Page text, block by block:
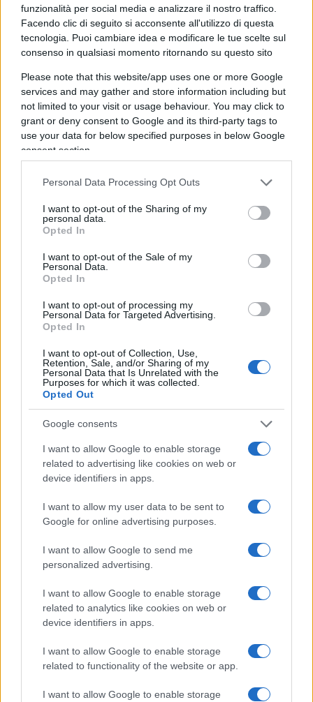
funzionalità per social media e analizzare il nostro traffico.
Facendo clic di seguito si acconsente all'utilizzo di questa
tecnologia. Puoi cambiare idea e modificare le tue scelte sul
consenso in qualsiasi momento ritornando su questo sito
Please note that this website/app uses one or more Google
services and may gather and store information including but
not limited to your visit or usage behaviour. You may click to
grant or deny consent to Google and its third-party tags to
use your data for below specified purposes in below Google
consent section.
Personal Data Processing Opt Outs
I want to opt-out of the Sharing of my
personal data.
Opted In
I want to opt-out of the Sale of my
Personal Data.
Opted In
I want to opt-out of processing my
Personal Data for Targeted Advertising.
Opted In
I want to opt-out of Collection, Use,
Retention, Sale, and/or Sharing of my
Personal Data that Is Unrelated with the
Purposes for which it was collected.
Opted Out
Google consents
I want to allow Google to enable storage
related to advertising like cookies on web or
device identifiers in apps.
I want to allow my user data to be sent to
Google for online advertising purposes.
I want to allow Google to send me
personalized advertising.
I want to allow Google to enable storage
related to analytics like cookies on web or
device identifiers in apps.
I want to allow Google to enable storage
related to functionality of the website or app.
I want to allow Google to enable storage
elezioni o in altri processi civici”. E poi cosa fa?
Prende un cinguettio del presidente e spiega al
mondo che è una balla, perché lo dicono i media
ostili al presidente.Un paradosso : per evitare
interferenze nelle elezioni, Twitter interferisce
nelle elezioni. Trump, in ogni caso, è soggetto alle
regole della democrazia: gli altri poteri lo
controllano, l’opposizione lo tampina, gli elettori
possono rispedirlo a casa. Chi controlla, invece
forma di vigilanza democratica si può esercitare
su di essa?
Per capire che queste non sono preoccupazioni
sua descrizione del “capitalismo della
sorveglianza”. Cioè, l’inquietante fase 4.0 di una
civiltà in cui la condotta umana, quella che per
Michael Oakeshott era libera per antonomasia, è
diventata non soltanto un dato statistico da
estrarre a scopi commerciali, ma addirittura una
materia prima da plasmare e manipolare.
Per i
big del Web, noi siamo questo
: comportamenti,
non persone. E attenzione, non si tratta
esclusivamente di pubblicità: anzi, meno l’utente
si accorge di essere l’oggetto di un processo
lucrativo, meglio riesce il trucco. I colossi di
loro capacità di indurci ad avvertire questo o quel
bisogno, a comprare questo o quel prodotto.
Pensate se riuscissero anche a dirigere le nostre
preferenze politiche. È il lobbying del futuro: non
più limitato alla rete di relazioni formali e
informali con i politici, semmai esteso alla
capacità di mobilitare e indirizzare l’elettorato
verso un candidato. George Orwell, scansati.